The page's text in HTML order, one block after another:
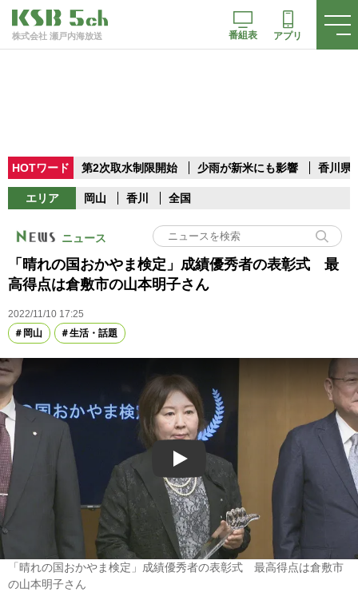
株式会社 瀬戸内海放送 番組表 アプリ
HOTワード 第2次取水制限開始 少雨が新米にも影響 香川県
エリア 岡山 香川 全国
ニュース
「晴れの国おかやま検定」成績優秀者の表彰式 最
高得点は倉敷市の山本明子さん
2022/11/10 17:25
岡山
生活・話題
Play
「晴れの国おかやま検定」成績優秀者の表彰式 最高得点は倉敷市
の山本明子さん